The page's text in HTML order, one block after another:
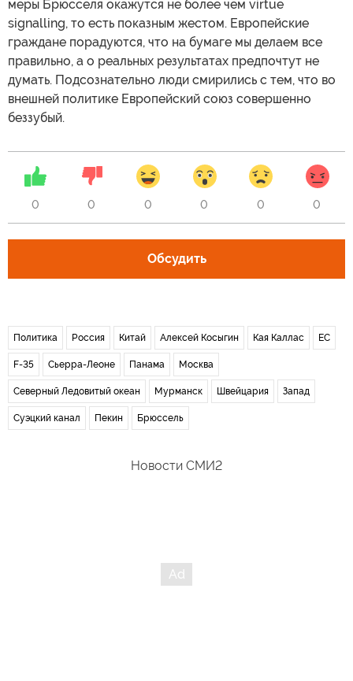
меры Брюсселя окажутся не более чем virtue
signalling, то есть показным жестом. Европейские
граждане порадуются, что на бумаге мы делаем все
правильно, а о реальных результатах предпочтут не
думать. Подсознательно люди смирились с тем, что во
внешней политике Европейский союз совершенно
беззубый.
0 0 0 0 0 0
Обсудить
Политика Россия Китай Алексей Косыгин Кая Каллас ЕС
F-35 Сьерра-Леоне Панама Москва
Северный Ледовитый океан Мурманск Швейцария Запад
Суэцкий канал Пекин Брюссель
Новости СМИ2